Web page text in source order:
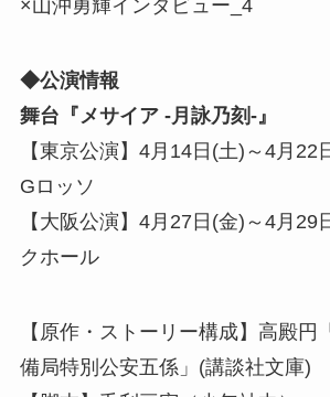
◆公演情報
舞台『メサイア -月詠乃刻-』
【東京公演】4月14日(土)～4月
Gロッソ
【大阪公演】4月27日(金)～4月
クホール
【原作・ストーリー構成】高殿円
備局特別公安五係」(講談社文庫)